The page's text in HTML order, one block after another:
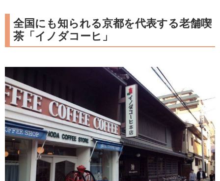
全国にも知られる京都を代表する老舗喫
茶「イノダコーヒ」